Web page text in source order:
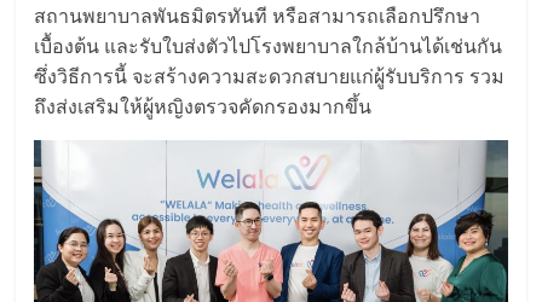
สถานพยาบาลพันธมิตรทันที หรือสามารถเลือกปรึกษา
เบื้องต้น และรับใบส่งตัวไปโรงพยาบาลใกล้บ้านได้เช่นกัน
ซึ่งวิธีการนี้ จะสร้างความสะดวกสบายแก่ผู้รับบริการ รวม
ถึงส่งเสริมให้ผู้หญิงตรวจคัดกรองมากขึ้น